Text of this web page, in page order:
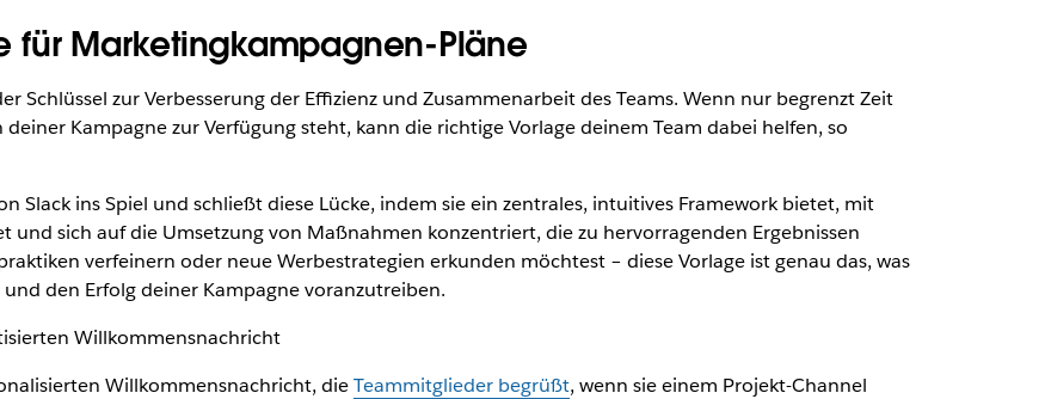
für Marketingkampagnen-Pläne
Schlüssel zur Verbesserung der Effizienz und Zusammenarbeit des Teams. Wenn nur begrenzt Zeit
Kampagne zur Verfügung steht, kann die richtige Vorlage deinem Team dabei helfen, so
Slack ins Spiel und schließt diese Lücke, indem sie ein zentrales, intuitives Framework bietet, mit
sich auf die Umsetzung von Maßnahmen konzentriert, die zu hervorragenden Ergebnissen
verfeinern oder neue Werbestrategien erkunden möchtest – diese Vorlage ist genau das, was
den Erfolg deiner Kampagne voranzutreiben.
Willkommensnachricht
Willkommensnachricht, dieTeammitglieder begrüßt, wenn sie einem Projekt-Channel